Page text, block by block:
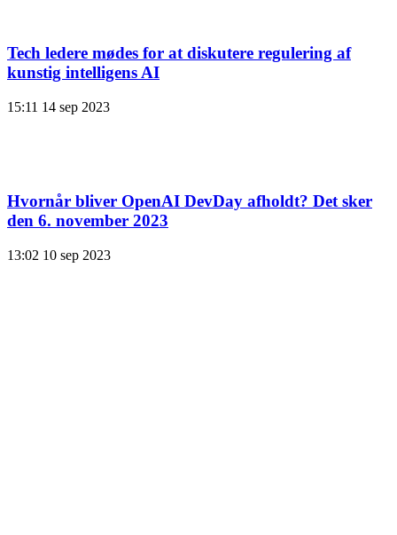
Tech ledere mødes for at diskutere regulering af
kunstig intelligens AI
15:11 14 sep 2023
Hvornår bliver OpenAI DevDay afholdt? Det sker
den 6. november 2023
13:02 10 sep 2023